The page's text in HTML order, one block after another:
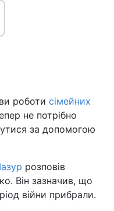
роботи сімейних
не потрібно
за допомогою
розповів
Він зазначив, що
війни прибрали.